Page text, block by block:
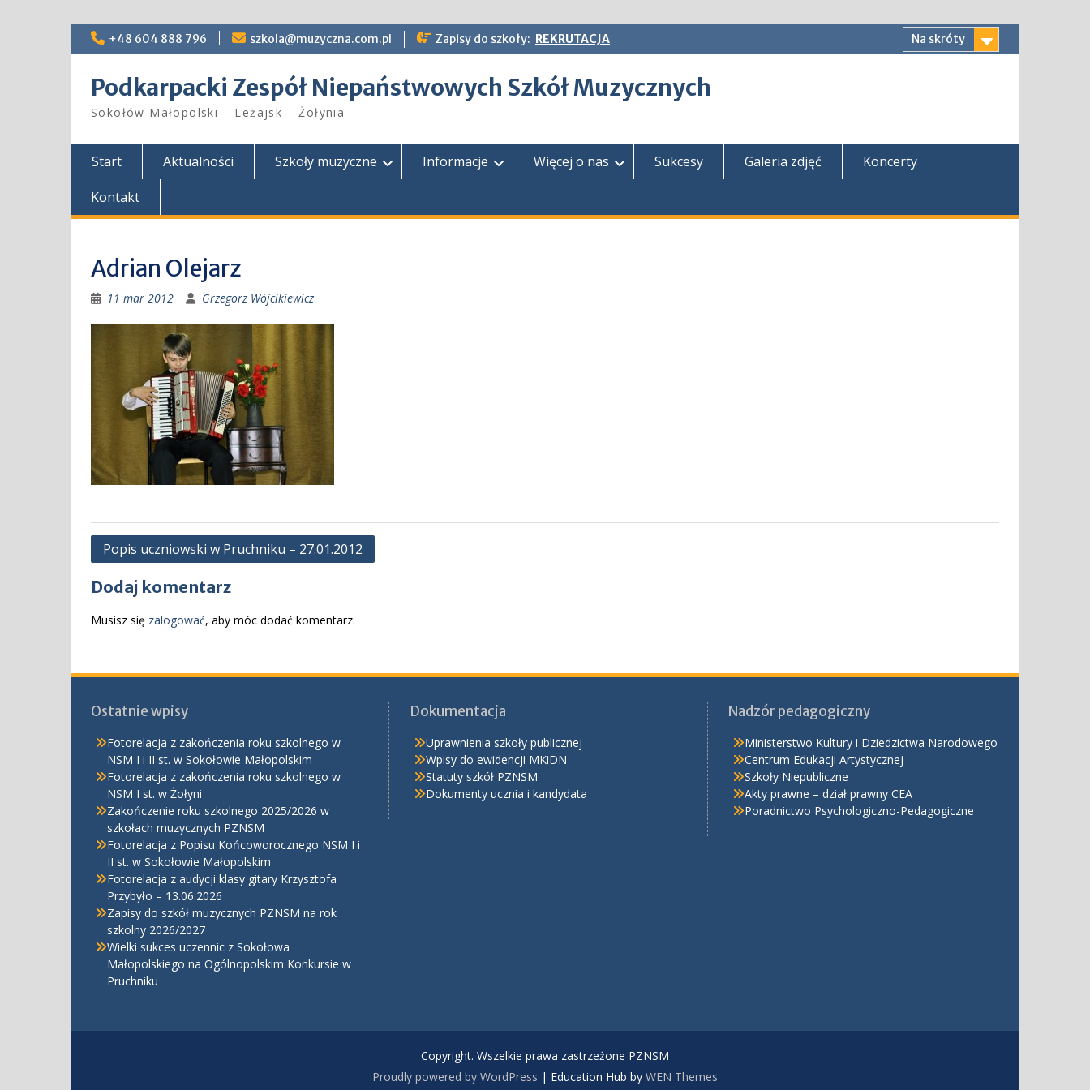
Skip
+48 604 888 796 szkola@muzyczna.com.pl Zapisy do szkoły: REKRUTACJA Na skróty
Podkarpacki Zespół Niepaństwowych Szkół Muzycznych
Sokołów Małopolski – Leżajsk – Żołynia
Start Aktualności Szkoły muzyczne Informacje Więcej o nas Sukcesy Galeria zdjęć
Koncerty
Kontakt
Adrian Olejarz
11 mar 2012 Grzegorz Wójcikiewicz
Nawigacja
Popis uczniowski w Pruchniku – 27.01.2012
Dodaj komentarz
Musisz się zalogować, aby móc dodać komentarz.
Ostatnie wpisy
Fotorelacja z zakończenia roku szkolnego w
NSM I i II st. w Sokołowie Małopolskim
Fotorelacja z zakończenia roku szkolnego w
NSM I st. w Żołyni
Zakończenie roku szkolnego 2025/2026 w
szkołach muzycznych PZNSM
Fotorelacja z Popisu Końcoworocznego NSM I i
II st. w Sokołowie Małopolskim
Fotorelacja z audycji klasy gitary Krzysztofa
Przybyło – 13.06.2026
Zapisy do szkół muzycznych PZNSM na rok
szkolny 2026/2027
Wielki sukces uczennic z Sokołowa
Małopolskiego na Ogólnopolskim Konkursie w
Pruchniku
Dokumentacja
Uprawnienia szkoły publicznej
Wpisy do ewidencji MKiDN
Statuty szkół PZNSM
Dokumenty ucznia i kandydata
Nadzór pedagogiczny
Ministerstwo Kultury i Dziedzictwa Narodowego
Centrum Edukacji Artystycznej
Szkoły Niepubliczne
Akty prawne – dział prawny CEA
Poradnictwo Psychologiczno-Pedagogiczne
Copyright. Wszelkie prawa zastrzeżone PZNSM
Proudly powered by WordPress | Education Hub by WEN Themes